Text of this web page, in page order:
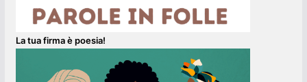
La tua firma è poesia!